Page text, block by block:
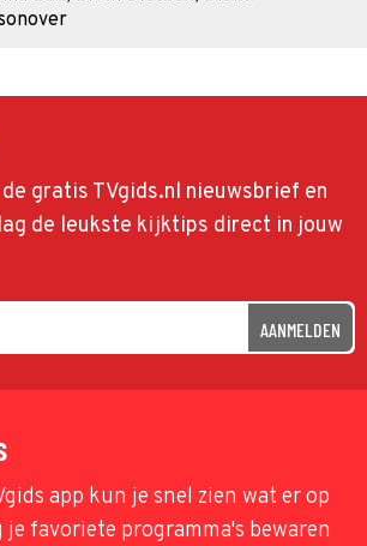
gratis TVgids.nl nieuwsbrief en
de leukste kijktips direct in jouw
AANMELDEN
app kun je snel zien wat er op
je favoriete programma's bewaren